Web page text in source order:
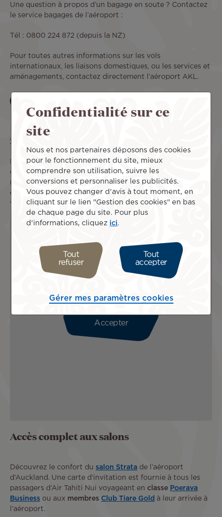
Une question à propos d’un bagage en soute ? Contactez
le service bagages de l’aéroport :
Tél : 0800 224 872 (depuis la NZ)
Pour toutes autres informations sur les vols
internationaux, les liaisons domestiques, ou les services et
aménagements, contactez directement l’aéroport AKL.
Site officiel
Zone de dépose-minute
Depuis le 3 avril 2024, la zone de dépose-minute se trouve
désormais à l’intérieur du Transport Hub, au niveau du
rez-de-chaussée de l’aéroport d’Auckland AKL. Pour
obtenir davantage d’informations, nous vous invitons à
visiter la page web duTransport Hub.
Veuillez accepter les cookies pour voir cette carte.
Accepter
Accès complet aux salons
Découvrez le confort du salon Strata de l’aéroport
d’Auckland. Une carte d’invitation est fournie à tous les
passagers d’Air Tahiti Nui voyageant en classe Poerava
Business ou aux membres Club Tiare Gold à leur arrivée à
l’aéroport.
Confidentialité sur ce
site
Nous et nos partenaires déposons des cookies
pour le fonctionnement du site, mieux
comprendre son utilisation, suivre les
conversions et personnaliser les publicités.
Vous pouvez changer d'avis à tout moment, en
cliquant sur le lien "Gestion des cookies" en bas
de chaque page du site. Pour plus
d'informations, cliquez ici.
Tout
refuser
Tout
accepter
Gérer mes paramètres cookies